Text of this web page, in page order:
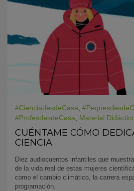
#CienciadesdeCasa,
#ProfesdesdeCasa, Material
CUÉNTAME CÓMO
CIENCIA
Diez audiocuentos infantiles que
de la vida real de estas mujeres
como el cambio climático, la carrera
programación.